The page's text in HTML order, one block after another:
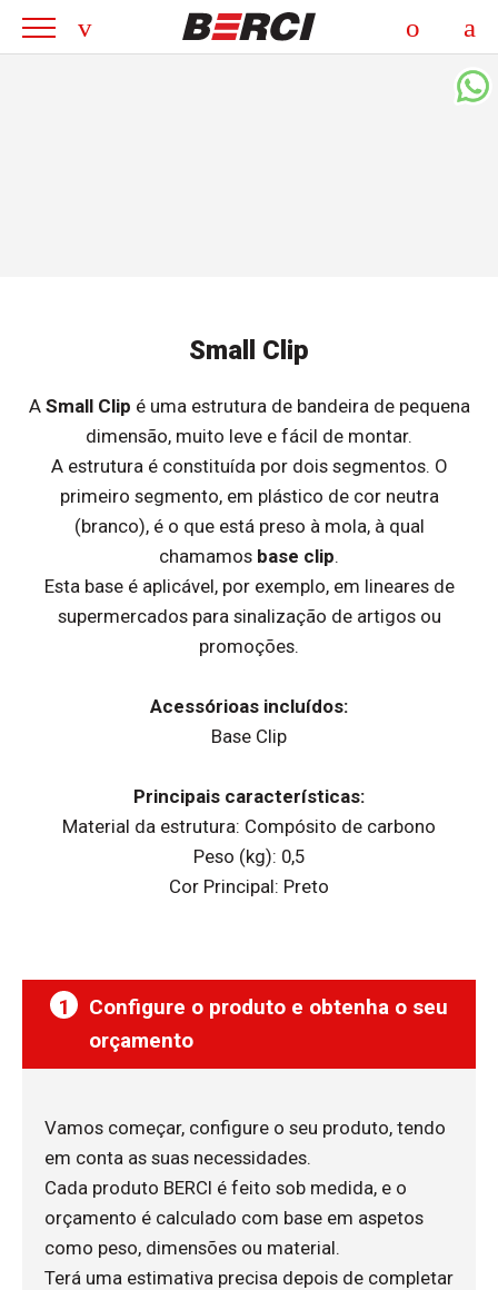
Small Clip
A Small Clip é uma estrutura de bandeira de pequena
dimensão, muito leve e fácil de montar.
A estrutura é constituída por dois segmentos. O
primeiro segmento, em plástico de cor neutra
(branco), é o que está preso à mola, à qual
chamamos base clip.
Esta base é aplicável, por exemplo, em lineares de
supermercados para sinalização de artigos ou
promoções.
Acessórioas incluídos:
Base Clip
Principais características:
Material da estrutura: Compósito de carbono
Peso (kg): 0,5
Cor Principal: Preto
1
Configure o produto e obtenha o seu
orçamento
Vamos começar, configure o seu produto, tendo
em conta as suas necessidades.
Cada produto BERCI é feito sob medida, e o
orçamento é calculado com base em aspetos
como peso, dimensões ou material.
Terá uma estimativa precisa depois de completar